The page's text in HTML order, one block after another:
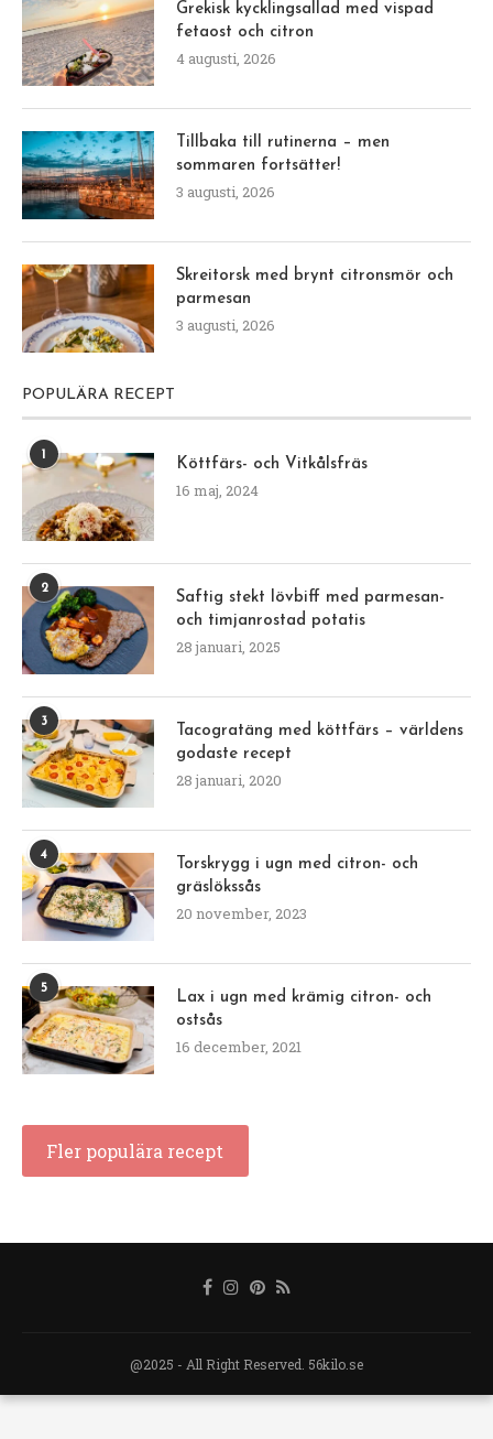
Grekisk kycklingsallad med vispad
fetaost och citron
4 augusti, 2026
Tillbaka till rutinerna – men
sommaren fortsätter!
3 augusti, 2026
Skreitorsk med brynt citronsmör och
parmesan
3 augusti, 2026
POPULÄRA RECEPT
1
Köttfärs- och Vitkålsfräs
16 maj, 2024
2
Saftig stekt lövbiff med parmesan-
och timjanrostad potatis
28 januari, 2025
3
Tacogratäng med köttfärs – världens
godaste recept
28 januari, 2020
4
Torskrygg i ugn med citron- och
gräslökssås
20 november, 2023
5
Lax i ugn med krämig citron- och
ostsås
16 december, 2021
Fler populära recept
@2025 - All Right Reserved. 56kilo.se